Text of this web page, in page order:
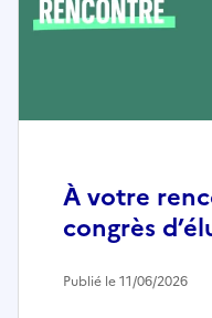
À votre
congrès
Publié le 11/06/2026